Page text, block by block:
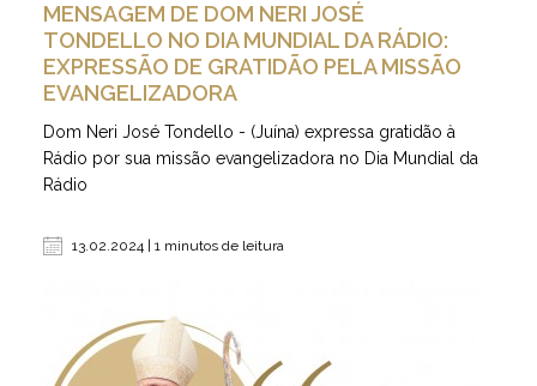
MENSAGEM DE DOM NERI JOSÉ
TONDELLO NO DIA MUNDIAL DA RÁDIO:
EXPRESSÃO DE GRATIDÃO PELA MISSÃO
EVANGELIZADORA
Dom Neri José Tondello - (Juína) expressa gratidão à
Rádio por sua missão evangelizadora no Dia Mundial da
Rádio
13.02.2024 | 1 minutos de leitura